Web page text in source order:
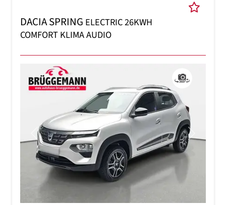
DACIA SPRING ELECTRIC 26KWH
COMFORT KLIMA AUDIO
Previous Next